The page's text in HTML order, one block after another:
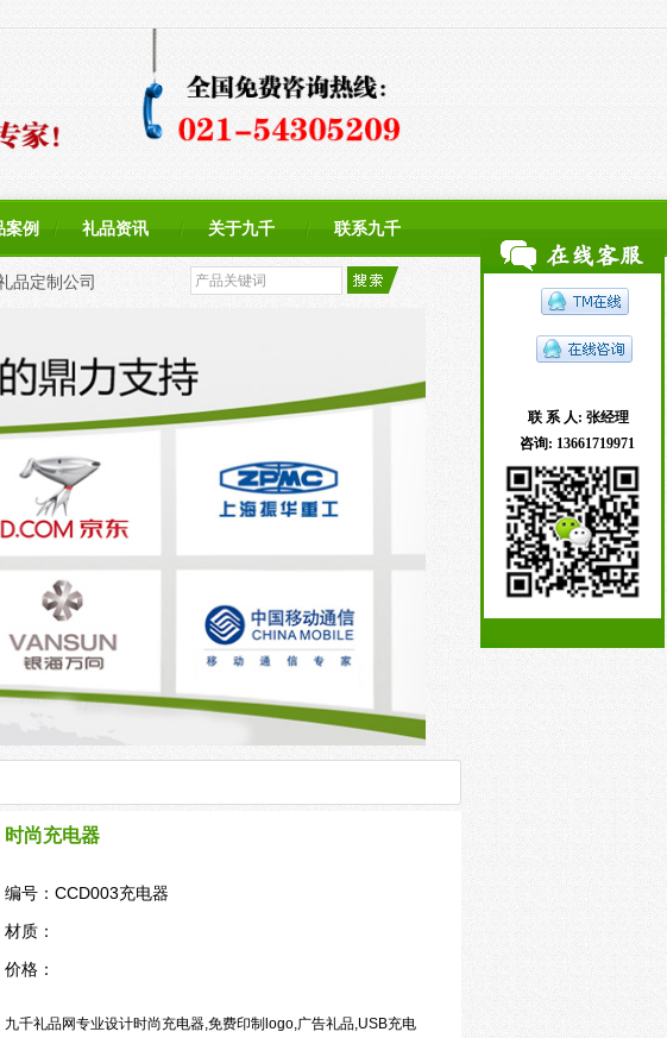
联 系 人: 张经理
咨询: 13661719971
案例 礼品资讯 关于九千 联系九千
品定制公司
时尚充电器
编号：CCD003充电器
材质：
价格：
九千礼品网专业设计时尚充电器,免费印制logo,广告礼品,USB充电